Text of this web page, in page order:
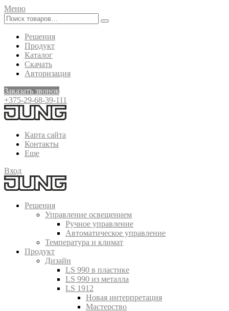
Меню
Решения
Продукт
Каталог
Скачать
Авторизация
Заказать звонок
+375-29-68-39-111
Карта сайта
Контакты
Еще
Вход
Решения
Управление освещением
Ручное управление
Автоматическое управление
Температура и климат
Продукт
Дизайн
LS 990 в пластике
LS 990 из металла
LS 1912
Новая интерпретация
Мастерство